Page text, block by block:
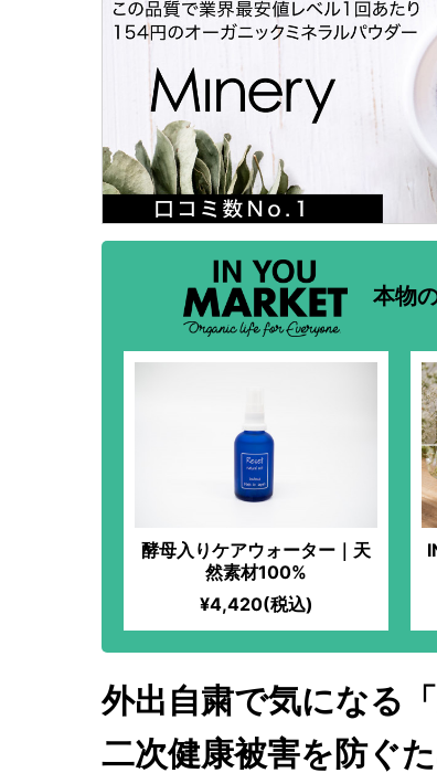
本物
酵母入りケアウォーター｜天
然素材100%
¥4,420(税込)
外出自粛で気になる「
二次健康被害を防ぐ